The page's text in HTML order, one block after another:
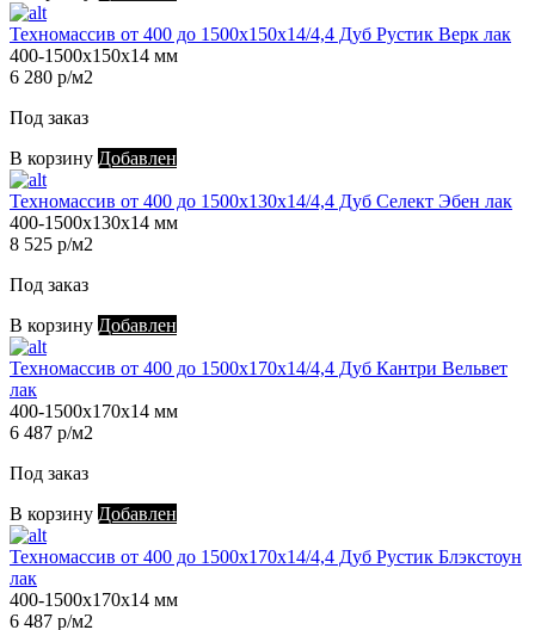
Техномассив от 400 до 1500х150х14/4,4 Дуб Рустик Верк лак
400-1500х150х14 мм
6 280 р/м2
Под заказ
В корзину Добавлен
Техномассив от 400 до 1500х130х14/4,4 Дуб Селект Эбен лак
400-1500х130х14 мм
8 525 р/м2
Под заказ
В корзину Добавлен
Техномассив от 400 до 1500х170х14/4,4 Дуб Кантри Вельвет
лак
400-1500х170х14 мм
6 487 р/м2
Под заказ
В корзину Добавлен
Техномассив от 400 до 1500х170х14/4,4 Дуб Рустик Блэкстоун
лак
400-1500х170х14 мм
6 487 р/м2